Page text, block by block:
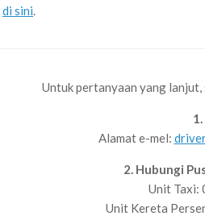
di sini.
Untuk pertanyaan yang
Alamat e-mel:
2. Hubungi
Unit Taxi:
Unit Kereta